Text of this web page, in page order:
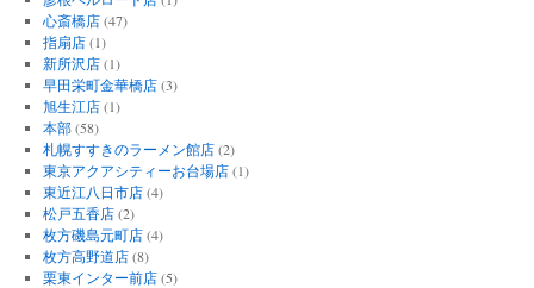
心斎橋店(47)
指扇店(1)
新所沢店(1)
早田栄町金華橋店(3)
旭生江店(1)
本部(58)
札幌すすきのラーメン館店(2)
東京アクアシティーお台場店(1)
東近江八日市店(4)
松戸五香店(2)
枚方磯島元町店(4)
枚方高野道店(8)
栗東インター前店(5)